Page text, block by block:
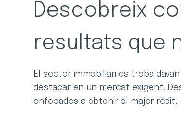
Descobreix
resultats que
El sector immobiliari es troba
destacar en un mercat exigent.
enfocades a obtenir el major